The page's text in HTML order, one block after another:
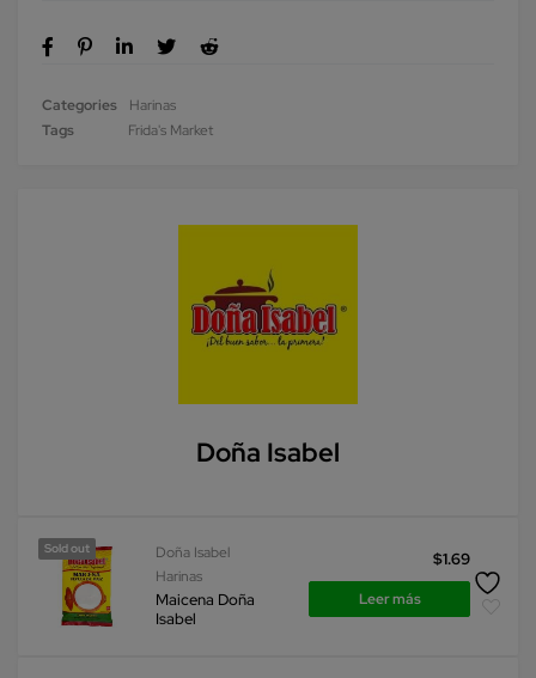
Doña Isabel
Sold out
Doña Isabel
Harinas
Maicena Doña
Isabel
$1.69
Leer más
Categories
Harinas
Tags
Frida's Market